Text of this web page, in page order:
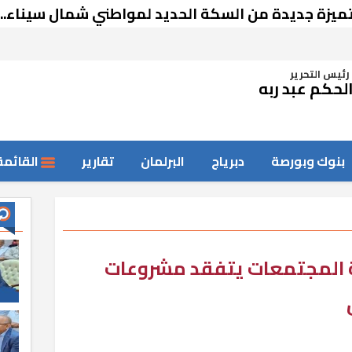
من السكة الحديد لمواطني شمال سيناء..
رئيس التحريرعبد ربه
بنوك وبورصة دبرياج البرلمان تقارير
يتفقد مشروعات